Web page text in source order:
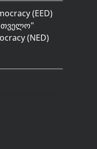
(EED)
"
(NED)